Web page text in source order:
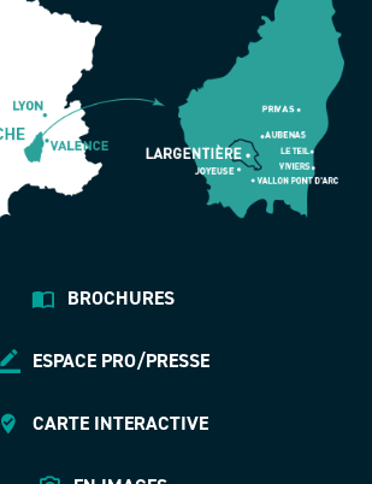
BROCHURES
ESPACE PRO/PRESSE
CARTE INTERACTIVE